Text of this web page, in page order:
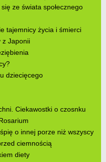
ze świata społecznego
tajemnicy życia i śmierci
z Japonii
dziecięcego
Ciekawostki o czosnku
o innej porze niż wszyscy
ciemnością
diety